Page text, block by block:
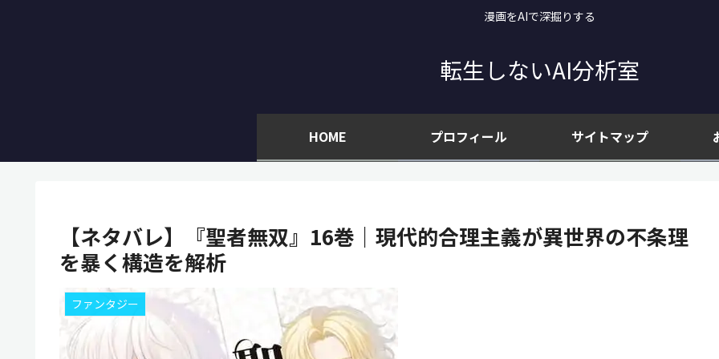
漫画をAIで深掘りする
転生しないAI分析室
HOME プロフィール サイトマップ
【ネタバレ】『聖者無双』16巻｜現代的合理主義が異世界の不条理
を暴く構造を解析
ファンタジー